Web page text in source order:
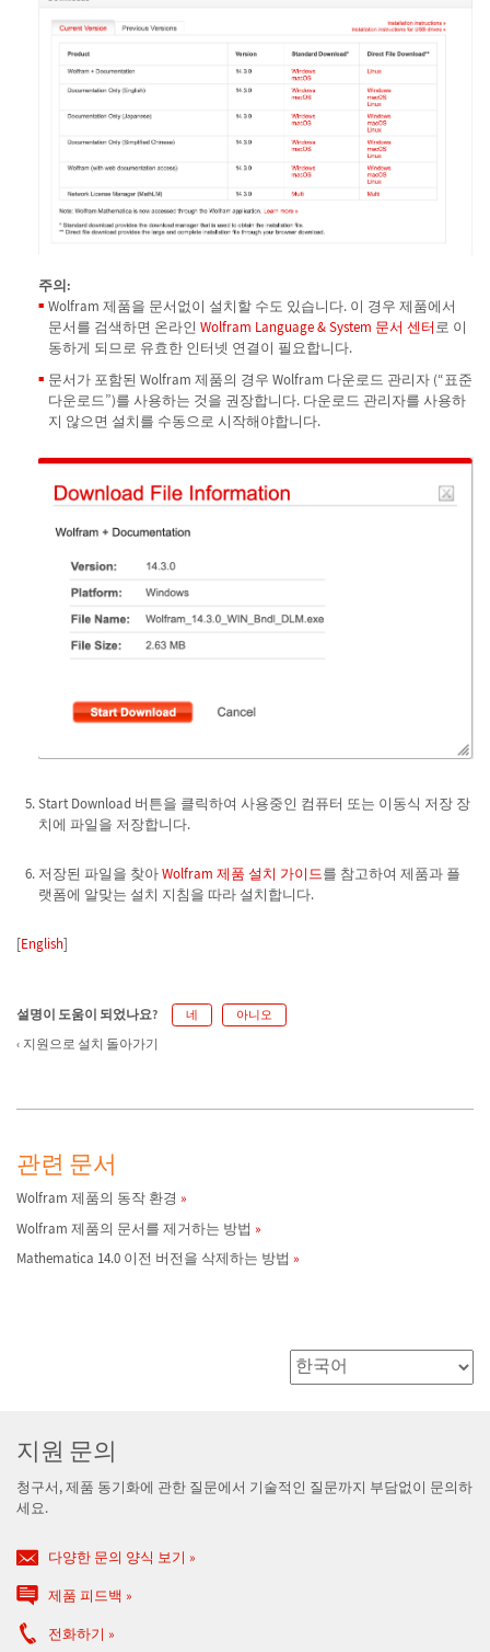
주의:
Wolfram 제품을 문서없이 설치할 수도 있습니다. 이 경우 제품에서
문서를 검색하면 온라인Wolfram Language & System 문서 센터로 이
동하게 되므로 유효한 인터넷 연결이 필요합니다.
문서가 포함된 Wolfram 제품의 경우 Wolfram 다운로드 관리자 (“표준
다운로드”)를 사용하는 것을 권장합니다. 다운로드 관리자를 사용하
지 않으면 설치를 수동으로 시작해야합니다.
Start Download 버튼을 클릭하여 사용중인 컴퓨터 또는 이동식 저장 장
치에 파일을 저장합니다.
저장된 파일을 찾아Wolfram 제품 설치 가이드를 참고하여 제품과 플
랫폼에 알맞는 설치 지침을 따라 설치합니다.
[English]
설명이 도움이 되었나요? 네 아니오
지원으로 설치 돌아가기
관련 문서
Wolfram 제품의 동작 환경
Wolfram 제품의 문서를 제거하는 방법
Mathematica 14.0 이전 버전을 삭제하는 방법
지원 문의
청구서, 제품 동기화에 관한 질문에서 기술적인 질문까지 부담없이 문의하
세요.
다양한 문의 양식 보기
제품 피드백
전화하기